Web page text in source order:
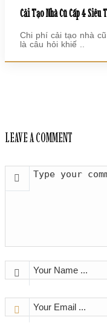
Cải Tạo Nhà Cũ Cấp 4 Siêu
Chi phí cải tạo nhà
là câu hỏi khiế ..
LEAVE A COMMENT